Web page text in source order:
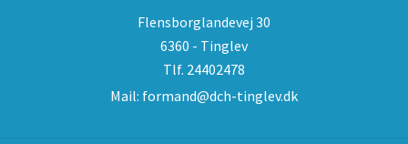
Flensborglandevej 30
6360 - Tinglev
Tlf. 24402478
Mail: formand@dch-tinglev.dk